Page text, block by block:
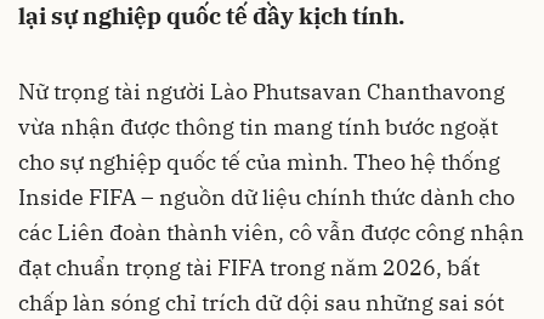
lại sự nghiệp quốc tế đầy kịch tính.
Nữ trọng tài người Lào Phutsavan Chanthavong
vừa nhận được thông tin mang tính bước ngoặt
cho sự nghiệp quốc tế của mình. Theo hệ thống
Inside FIFA – nguồn dữ liệu chính thức dành cho
các Liên đoàn thành viên, cô vẫn được công nhận
đạt chuẩn trọng tài FIFA trong năm 2026, bất
chấp làn sóng chỉ trích dữ dội sau những sai sót